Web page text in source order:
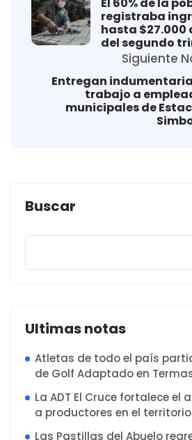
registraba
hasta $27.000
del segundo
Siguiente
Entregan
trabajo a
municipales de
Buscar
Ultimas notas
Atletas de todo el país
de Golf Adaptado en
La ADT El Cruce fortalece
a productores en el territorio
Las Pastillas del Abuelo